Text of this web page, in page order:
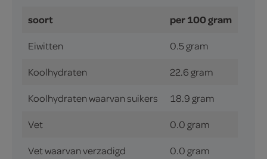
soort per 100 gram
Eiwitten 0.5 gram
Koolhydraten 22.6 gram
Koolhydraten waarvan suikers 18.9 gram
Vet 0.0 gram
Vet waarvan verzadigd 0.0 gram